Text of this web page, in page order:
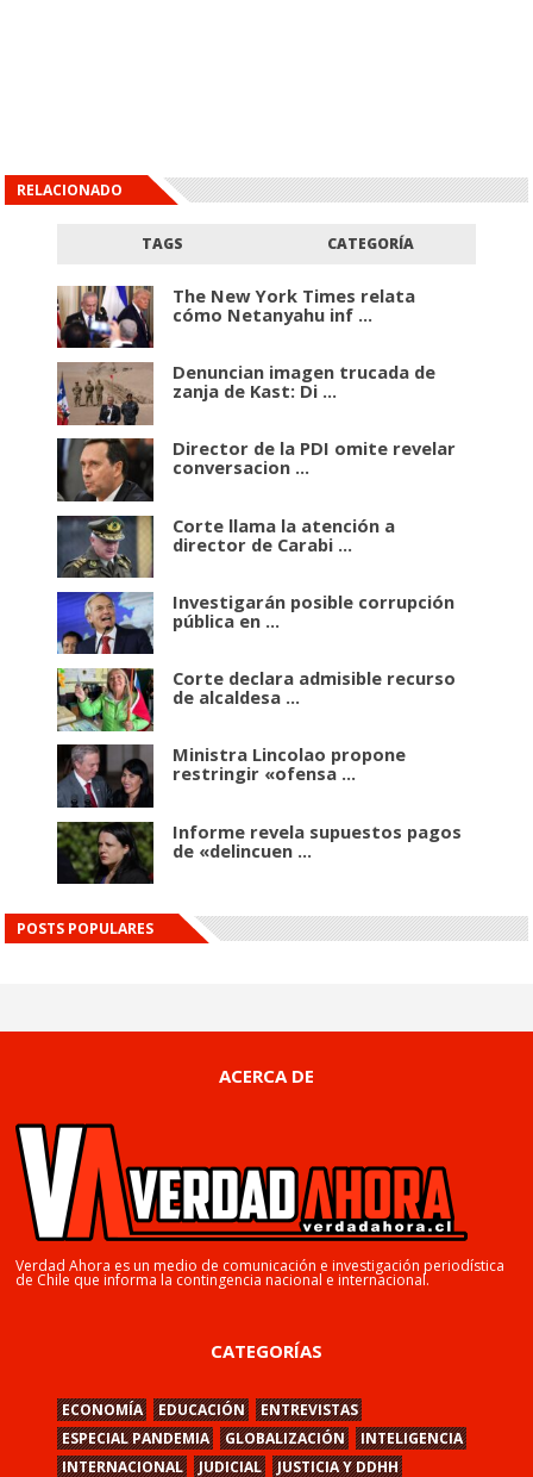
RELACIONADO
TAGS CATEGORÍA
The New York Times relata
cómo Netanyahu inf ...
Denuncian imagen trucada de
zanja de Kast: Di ...
Director de la PDI omite revelar
conversacion ...
Corte llama la atención a
director de Carabi ...
Investigarán posible corrupción
pública en ...
Corte declara admisible recurso
de alcaldesa ...
Ministra Lincolao propone
restringir «ofensa ...
Informe revela supuestos pagos
de «delincuen ...
POSTS POPULARES
ACERCA DE
Verdad Ahora es un medio de comunicación e investigación periodística
de Chile que informa la contingencia nacional e internacional.
CATEGORÍAS
ECONOMÍA EDUCACIÓN
ENTREVISTAS
ESPECIAL PANDEMIA
GLOBALIZACIÓN
INTELIGENCIA
INTERNACIONAL
JUDICIAL JUSTICIA Y DDHH